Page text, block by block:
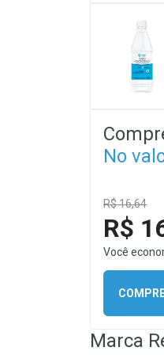
No
R$ 16,64
R$
Você
Marca